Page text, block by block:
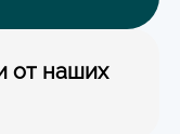
от наших